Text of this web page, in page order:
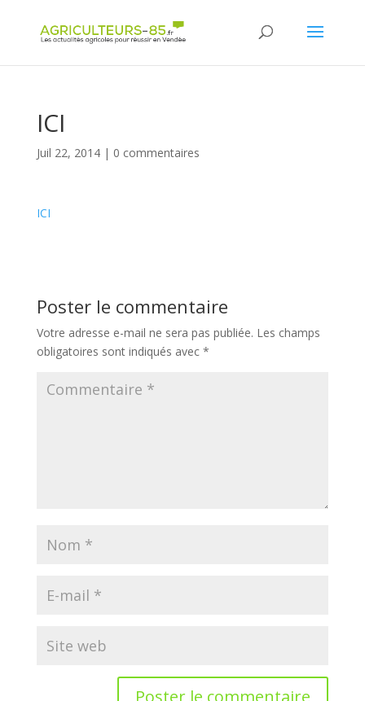
ICI
Juil 22, 2014| 0 commentaires
ICI
Poster le commentaire
Votre adresse e-mail ne sera pas publiée. Les champs
obligatoires sont indiqués avec *